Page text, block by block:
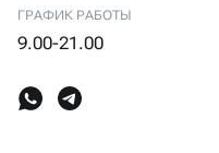
ГРАФИК РАБОТЫ
9.00-21.00